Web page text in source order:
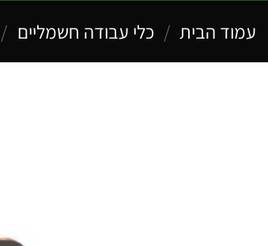
עמוד הבית / כלי עבודה חשמליים /